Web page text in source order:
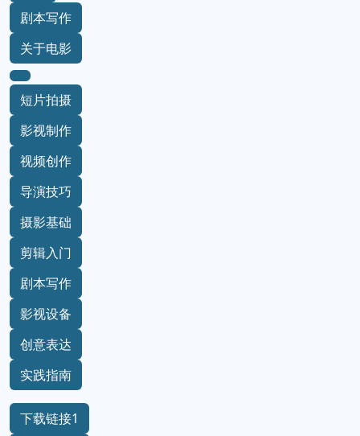
剧本写作
关于电影
短片拍摄
影视制作
视频创作
导演技巧
摄影基础
剪辑入门
剧本写作
影视设备
创意表达
实践指南
下载链接1